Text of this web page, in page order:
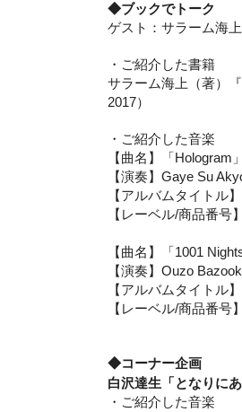
◆ブックでトーク
ゲスト：サラーム海
・ご紹介した書籍
サラーム海上（著）『
2017）
・ご紹介した音楽
【曲名】「Hologram 」
【演奏】Gaye Su
【アルバムタイトル
【レーベル/商品番号
【曲名】「1001
【演奏】Ouzo
【アルバムタイトル
【レーベル/商品番号
◆コーナー企画
白沢達生「となりに
・ご紹介した音楽